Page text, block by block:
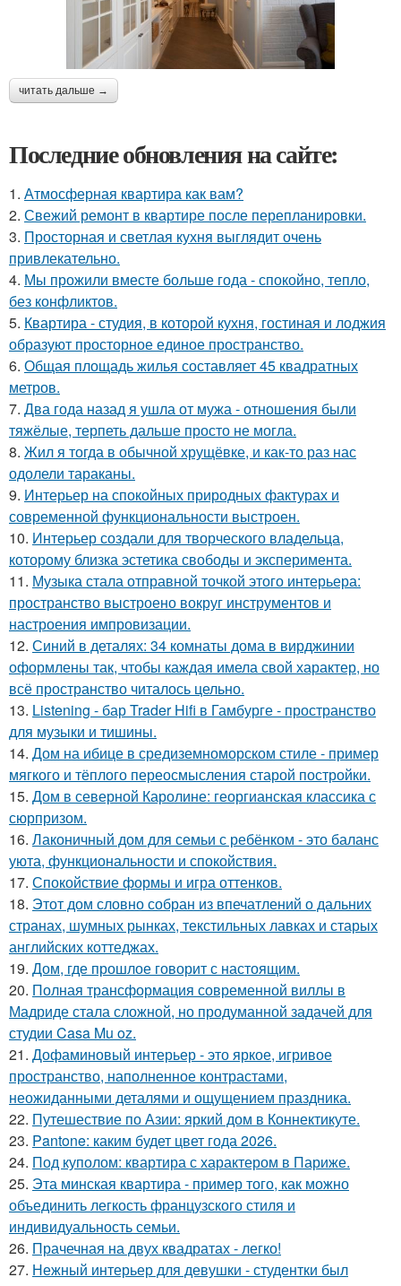
читать дальше →
Последние обновления на сайте:
1. Атмосферная квартира как вам?
2. Свежий ремонт в квартире после перепланировки.
3. Просторная и светлая кухня выглядит очень
привлекательно.
4. Мы прожили вместе больше года - спокойно, тепло,
без конфликтов.
5. Квартира - студия, в которой кухня, гостиная и лоджия
образуют просторное единое пространство.
6. Общая площадь жилья составляет 45 квадратных
метров.
7. Два года назад я ушла от мужа - отношения были
тяжёлые, терпеть дальше просто не могла.
8. Жил я тогда в обычной хрущёвке, и как-то раз нас
одолели тараканы.
9. Интерьер на спокойных природных фактурах и
современной функциональности выстроен.
10. Интерьер создали для творческого владельца,
которому близка эстетика свободы и эксперимента.
11. Музыка стала отправной точкой этого интерьера:
пространство выстроено вокруг инструментов и
настроения импровизации.
12. Синий в деталях: 34 комнаты дома в вирджинии
оформлены так, чтобы каждая имела свой характер, но
всё пространство читалось цельно.
13. Listening - бар Trader Hifi в Гамбурге - пространство
для музыки и тишины.
14. Дом на ибице в средиземноморском стиле - пример
мягкого и тёплого переосмысления старой постройки.
15. Дом в северной Каролине: георгианская классика с
сюрпризом.
16. Лаконичный дом для семьи с ребёнком - это баланс
уюта, функциональности и спокойствия.
17. Спокойствие формы и игра оттенков.
18. Этот дом словно собран из впечатлений о дальних
странах, шумных рынках, текстильных лавках и старых
английских коттеджах.
19. Дом, где прошлое говорит с настоящим.
20. Полная трансформация современной виллы в
Мадриде стала сложной, но продуманной задачей для
студии Casa Mu oz.
21. Дофаминовый интерьер - это яркое, игривое
пространство, наполненное контрастами,
неожиданными деталями и ощущением праздника.
22. Путешествие по Азии: яркий дом в Коннектикуте.
23. Pantone: каким будет цвет года 2026.
24. Под куполом: квартира с характером в Париже.
25. Эта минская квартира - пример того, как можно
объединить легкость французского стиля и
индивидуальность семьи.
26. Прачечная на двух квадратах - легко!
27. Нежный интерьер для девушки - студентки был